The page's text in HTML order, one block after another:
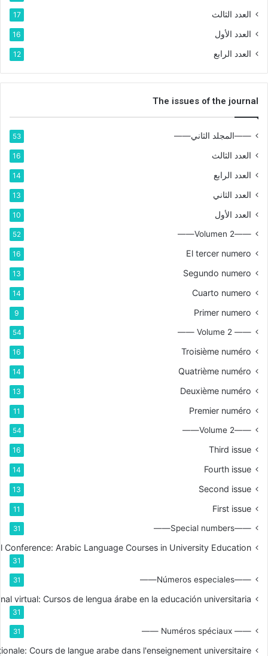
العدد الثالث 17
العدد الأول 16
العدد الرابع 12
The issues of the journal
——المجلد الثاني—— 53
العدد الثالث 16
العدد الرابع 14
العدد الثاني 13
العدد الأول 10
——Volumen 2——
52
El tercer numero
16
Segundo numero
13
Cuarto numero
14
Primer numero
9
—— Volume 2 ——
54
Troisième numéro
16
Quatrième numéro
14
Deuxième numéro
13
Premier numéro
11
——Volume 2——
54
Third issue
16
Fourth issue
14
Second issue
13
First issue
11
——Special numbers——
31
Conference: Arabic Language Courses in University Education
31
——Números especiales——
31
virtual: Cursos de lengua árabe en la educación universitaria
31
—— Numéros spéciaux ——
31
Cours de langue arabe dans l'enseignement universitaire